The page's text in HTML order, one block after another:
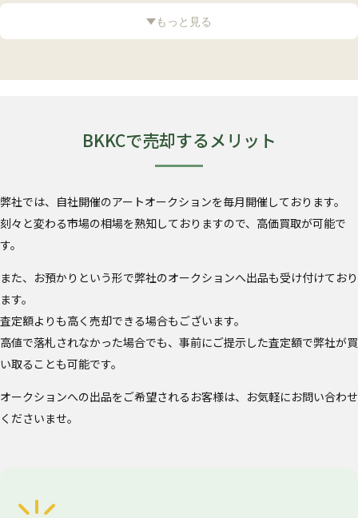
もっと見る
BKKCで売却するメリット
弊社では、自社開催のアートオークションを毎月開催しております。
刻々と変わる市場の相場を熟知しておりますので、高価買取が可能で
す。
また、お預かりという形で弊社のオークションへ出品も受け付けており
ます。
査定額よりも高く売却できる場合もございます。
高値で落札されなかった場合でも、事前にご提示した査定額で弊社が買
い取ることも可能です。
オークションへの出品をご希望されるお客様は、お気軽にお問い合わせ
くださいませ。